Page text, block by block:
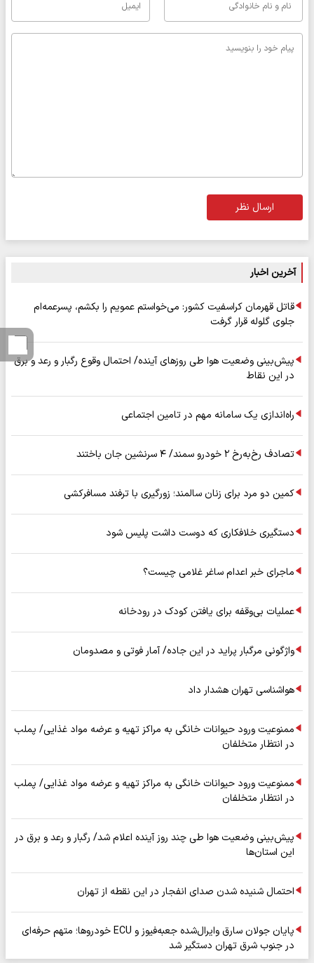
ارسال نظر
آخرین اخبار
قاتل قهرمان کراسفیت کشور: می‌خواستم عمویم را بکشم، پسرعمه‌ام
جلوی گلوله قرار گرفت
پیش‌بینی وضعیت هوا طی روزهای آینده/ احتمال وقوع رگبار و رعد و برق
در این نقاط
راه‌اندازی یک سامانه مهم در تامین اجتماعی
تصادف رخ‌به‌رخ ۲ خودرو سمند/ ۴ سرنشین جان باختند
کمین دو مرد برای زنان سالمند؛ زورگیری با ترفند مسافرکشی
دستگیری خلافکاری که دوست داشت پلیس شود
ماجرای خبر اعدام ساغر غلامی چیست؟
عملیات بی‌وقفه برای یافتن کودک در رودخانه
واژگونی مرگبار پراید در این جاده/ آمار فوتی و مصدومان
هواشناسی تهران هشدار داد
ممنوعیت ورود حیوانات خانگی به مراکز تهیه و عرضه مواد غذایی/ پملب
در انتظار متخلفان
ممنوعیت ورود حیوانات خانگی به مراکز تهیه و عرضه مواد غذایی/ پملب
در انتظار متخلفان
پیش‌بینی وضعیت هوا طی چند روز آینده اعلام شد/ رگبار و رعد و برق در
این استان‌ها
احتمال شنیده شدن صدای انفجار در این نقطه از تهران
پایان جولان سارق وایرال‌شده جعبه‌فیوز و ECU خودروها؛ متهم حرفه‌ای
در جنوب شرق تهران دستگیر شد